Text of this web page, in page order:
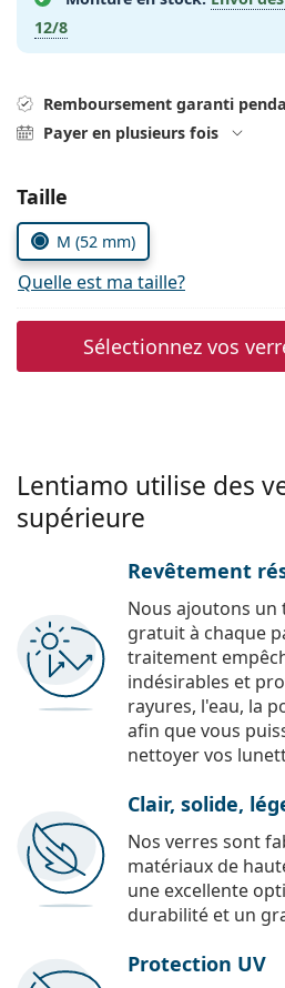
Marc Jacobs
Gucci
Prada
Toutes les solutions
12/8
Remboursement garanti
Payer en plusieurs fois
Choisissez les
Taille
M (52 mm)
Quelle est ma taille?
Sélectionnez vos
Lentiamo utilise des
supérieure
Revêtement
Nous ajoutons
gratuit à chaque
traitement
indésirables et
rayures, l'eau, la
afin que vous
nettoyer vos
Clair, solide,
Nos verres sont
matériaux de
une excellente
durabilité et un
Protection UV